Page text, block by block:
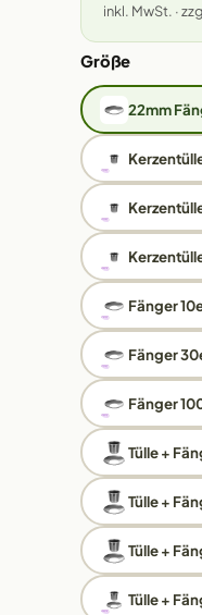
inkl. MwSt. ·
Größe
22mm
Fänger
Fänger
Fänger
Tülle +
Tülle +
Tülle +
Tülle +